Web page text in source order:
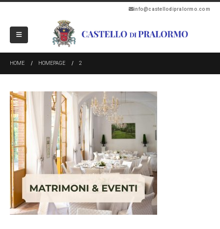
info@castellodipralormo.com
HOME HOMEPAGE 2